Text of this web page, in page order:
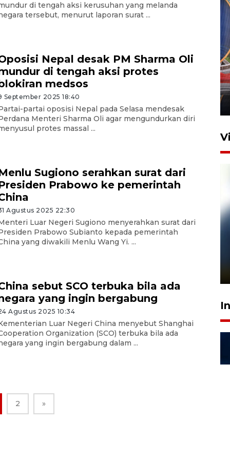
di tengah aksi kerusuhan yang melanda
tersebut, menurut laporan surat ...
Nepal desak PM Sharma Oli
di tengah aksi protes
medsos
September 2025 18:40
partai oposisi Nepal pada Selasa mendesak
Menteri Sharma Oli agar mengundurkan diri
protes massal ...
Sugiono serahkan surat dari
Prabowo ke pemerintah
Agustus 2025 22:30
Luar Negeri Sugiono menyerahkan surat dari
Prabowo Subianto kepada pemerintah
yang diwakili Menlu Wang Yi. ...
sebut SCO terbuka bila ada
yang ingin bergabung
Agustus 2025 10:34
Luar Negeri China menyebut Shanghai
Organization (SCO) terbuka bila ada
yang ingin bergabung dalam ...
2 »
Komisi V DPR tinjau
perlintasan sebidang di
Stasiun Bogor
Pelanggan Filaha Farm setia